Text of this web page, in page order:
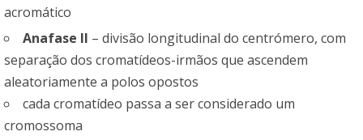
acromático
Anafase II – divisão longitudinal do centrómero, com
separação dos cromatídeos-irmãos que ascendem
aleatoriamente a polos opostos
cada cromatídeo passa a ser considerado um
cromossoma